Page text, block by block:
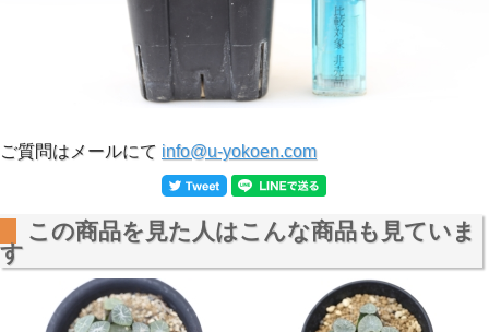
ご質問はメールにて info@u-yokoen.com
この商品を見た人はこんな商品も見ていま
す